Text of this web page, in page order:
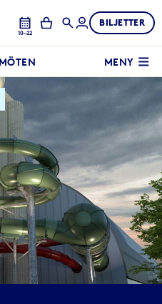
10–22
BILJETTER
MÖTEN MENY